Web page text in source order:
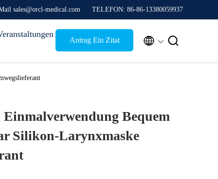
sales@orcl-medical.com TELEFON: 86-86-13380059937
Antrag Ein Zitat  
Einmalverwendung Bequem
Silikon-Larynxmaske